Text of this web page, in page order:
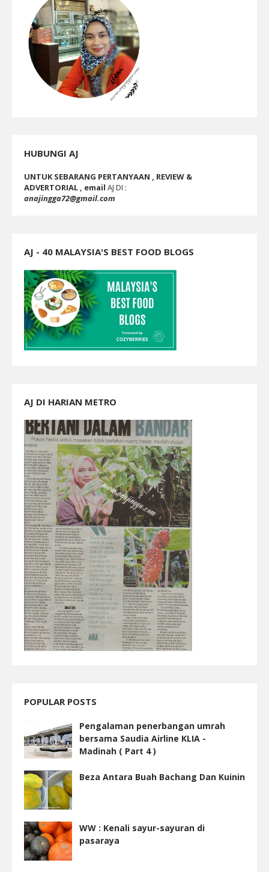
HUBUNGI AJ
UNTUK SEBARANG PERTANYAAN , REVIEW &
ADVERTORIAL , email AJ DI :
anajingga72@gmail.com
AJ - 40 MALAYSIA'S BEST FOOD BLOGS
AJ DI HARIAN METRO
POPULAR POSTS
Pengalaman penerbangan umrah
bersama Saudia Airline KLIA -
Madinah ( Part 4 )
Beza Antara Buah Bachang Dan Kuinin
WW : Kenali sayur-sayuran di
pasaraya